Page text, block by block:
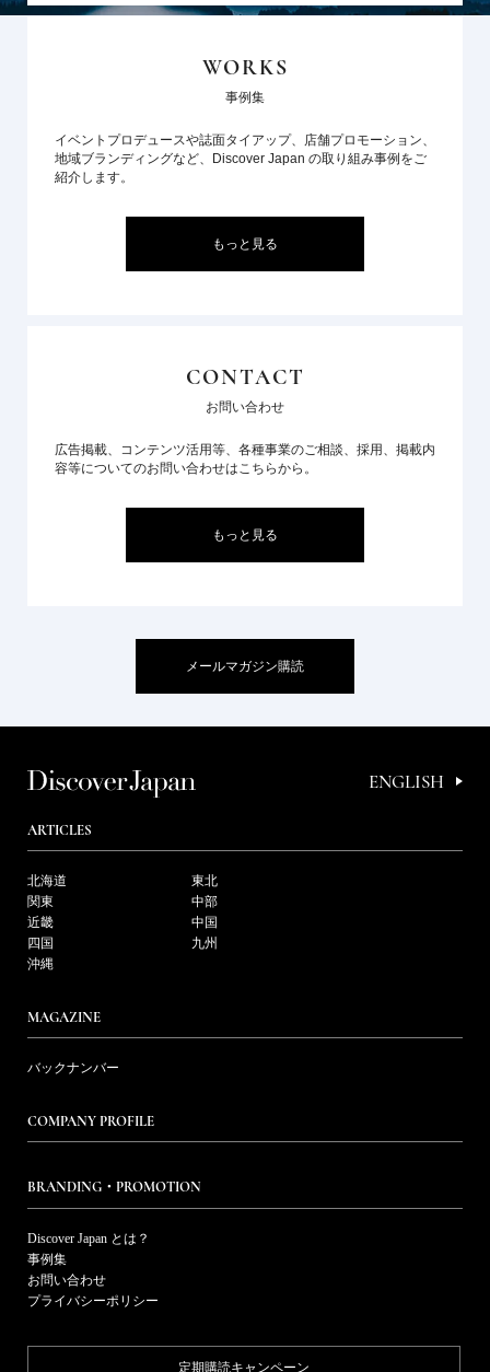
WORKS
事例集
イベントプロデュースや誌面タイアップ、店舗プロモーション、
地域ブランディングなど、Discover Japan の取り組み事例をご
紹介します。
もっと見る
CONTACT
お問い合わせ
広告掲載、コンテンツ活用等、各種事業のご相談、採用、掲載内
容等についてのお問い合わせはこちらから。
もっと見る
メールマガジン購読
ENGLISH
ARTICLES
北海道
東北
関東
中部
近畿
中国
四国
九州
沖縄
MAGAZINE
バックナンバー
COMPANY PROFILE
BRANDING・PROMOTION
Discover Japan とは？
事例集
お問い合わせ
プライバシーポリシー
定期購読キャンペーン